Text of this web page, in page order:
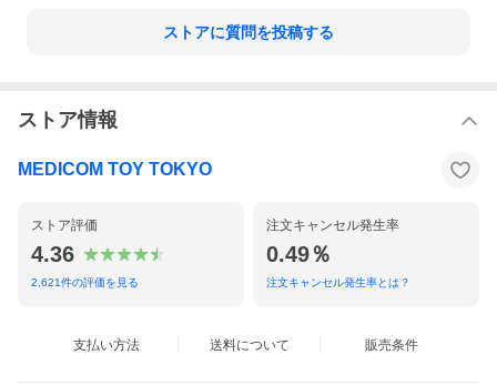
ストアに質問を投稿する
ストア情報
MEDICOM TOY TOKYO
ストア評価
4.36
2,621件の評価を見る
注文キャンセル発生率
0.49％
注文キャンセル発生率とは？
支払い方法 送料について 販売条件